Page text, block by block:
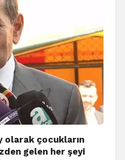
olarak çocukların
gelen her şeyi